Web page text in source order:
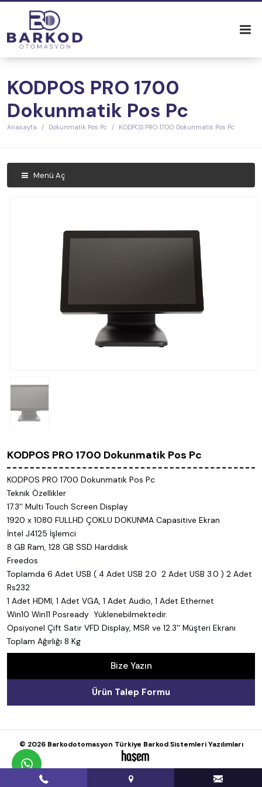
whatsapp
KODPOS PRO 1700
Dokunmatik Pos Pc
Anasayfa Dokunmatik Pos Pc KODPOS PRO 1700 Dokunmatik Pos Pc
Menü Aç
KODPOS PRO 1700 Dokunmatik Pos Pc
KODPOS PRO 1700 Dokunmatik Pos Pc
Teknik Özellikler
17.3'' Multi Touch Screen Display
1920 x 1080 FULLHD ÇOKLU DOKUNMA Capasitive Ekran
İntel J4125 İşlemci
8 GB Ram, 128 GB SSD Harddisk
Freedos
Toplamda 6 Adet USB ( 4 Adet USB 2.0 2 Adet USB 3.0 ) 2 Adet
Rs232
1 Adet HDMI, 1 Adet VGA, 1 Adet Audio, 1 Adet Ethernet
Win10 Win11 Posready Yüklenebilmektedir.
Opsiyonel Çift Satır VFD Display, MSR ve 12.3'' Müşteri Ekranı
Toplam Ağırlığı 8 Kg
Bize Yazın
Ürün Talep Formu
© 2026 Barkodotomasyon Türkiye Barkod Sistemleri Yazılımları